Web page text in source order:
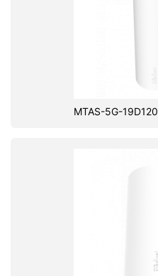
MTAS-5G-19D120